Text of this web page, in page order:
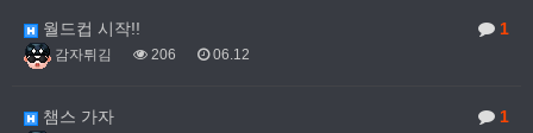
1
월드컵 시작!!
감자튀김 206 06.12
1
챔스 가자